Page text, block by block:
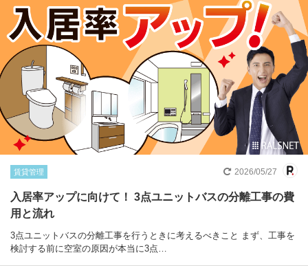
賃貸管理 2026/05/27
入居率アップに向けて！ 3点ユニットバスの分離工事の費
用と流れ
3点ユニットバスの分離工事を行うときに考えるべきこと まず、工事を
検討する前に空室の原因が本当に3点…